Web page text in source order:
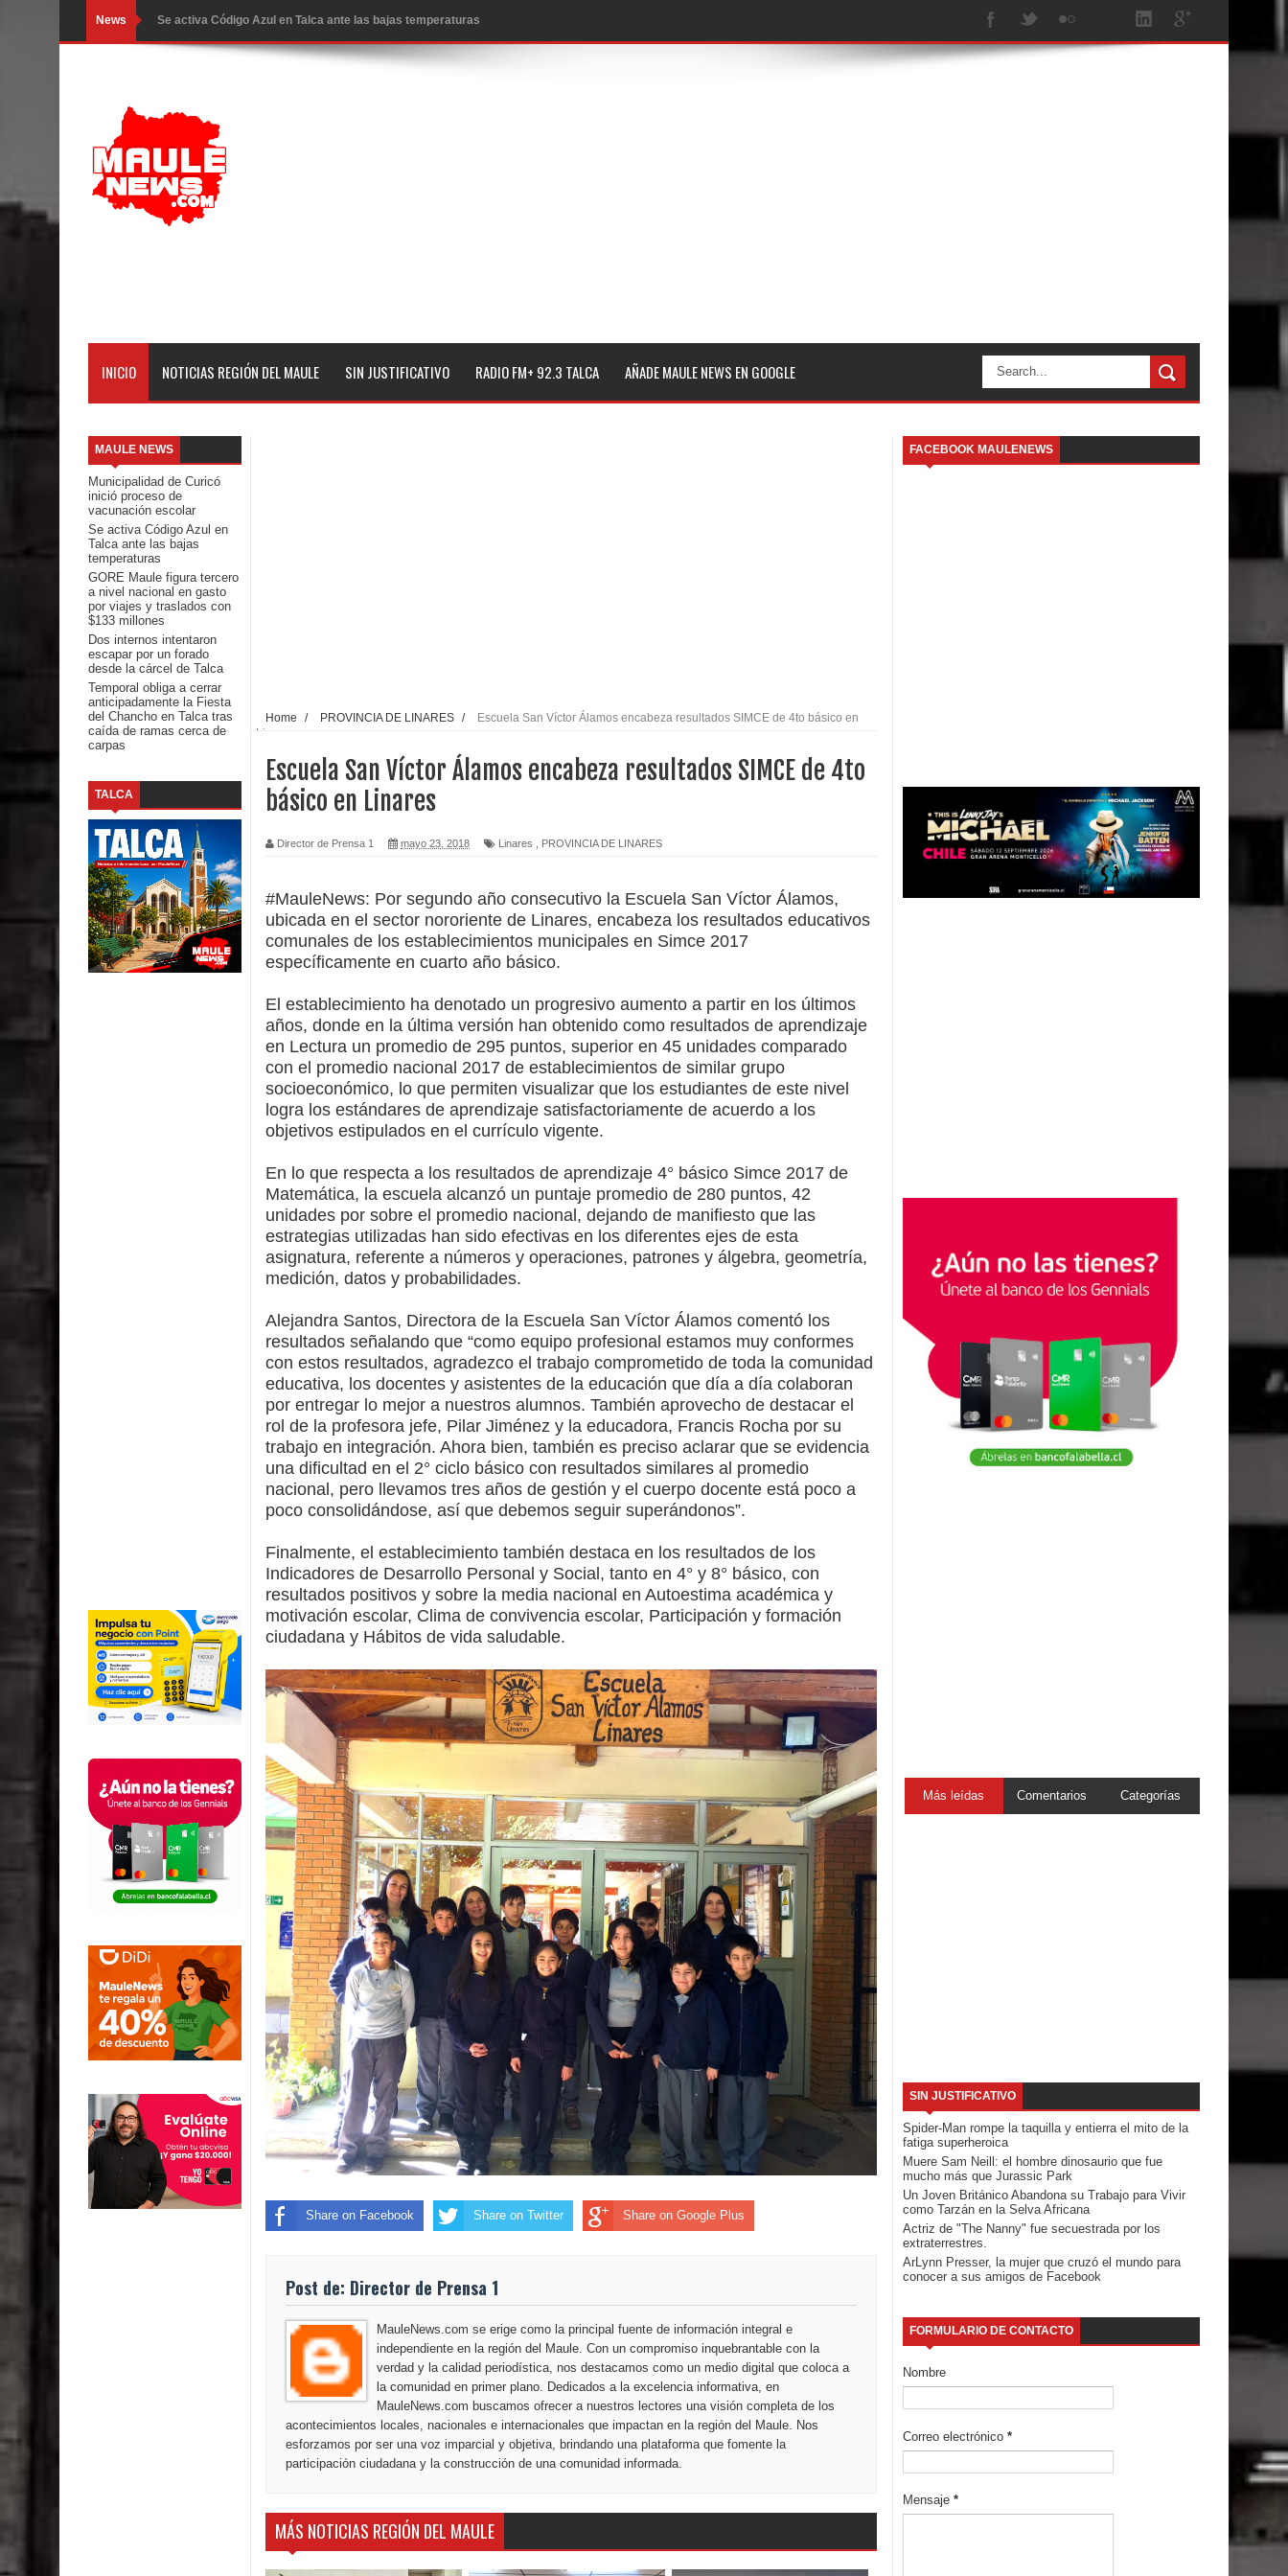
News Se activa Código Azul en Talca ante las bajas temperaturas
GORE Maule figura tercero a nivel nacional en gasto por viajes y traslados con $133 millones
Temporal obliga a cerrar anticipadamente la Fiesta del Chancho en Talca tras caída de ramas cerca de carpas
Miles llegan a la Plaza de Armas de Talca en el inicio de la Fiesta del Chancho 2026
Torneo de Asadores reúne a 13 equipos en la Fiesta del Chancho 2026 en Talca
Departamento Comunal de Salud de Curicó desarrollará jornada de vacunación contra la Influenza y otros
virus respiratorios
Banda linarense Los Remembers regresa de Brasil tras impulsar un intercambio musical y pedagógico con
comunidades escolares
Alta positividad en influenza hace que expertos reiteren llamado a vacunarse
Mario Meza endurece críticas contra ministra de Salud por dejar fuera a Linares: “No dará la cara”
Seremi de Desarrollo Social y Familia mantiene despliegue para apoyar a niños y adolescentes durante la
emergencia.
Del anime al K-pop: especialistas U. de Chile analizan el creciente interés por las culturas japonesa y coreana
Talca
Diputado Jorge Guzmán rechaza proyecto de interconexión eléctrica en la alta cordillera del Maule por su
impacto ambiental
INDAP entregó $189 millones en incentivos a usuarios de PRODESAL de la provincia de Linares
Municipalidad de Curicó apuesta a la innovación en tecnología educativa con nuevas pantallas interactivas del
Municipalidad de Curicó inició proceso de vacunación escolar
INICIO NOTICIAS REGIÓN DEL MAULE SIN JUSTIFICATIVO RADIO FM+ 92.3 TALCA AÑADE MAULE NEWS EN GOOGLE
MAULE NEWS
Municipalidad de Curicó
inició proceso de
vacunación escolar
Se activa Código Azul en
Talca ante las bajas
temperaturas
GORE Maule figura tercero
a nivel nacional en gasto
por viajes y traslados con
$133 millones
Dos internos intentaron
escapar por un forado
desde la cárcel de Talca
Temporal obliga a cerrar
anticipadamente la Fiesta
del Chancho en Talca tras
caída de ramas cerca de
carpas
TALCA
Home / PROVINCIA DE LINARES /
Escuela San Víctor Álamos encabeza resultados SIMCE de 4to básico en
Linares
Escuela San Víctor Álamos encabeza resultados SIMCE de 4to
básico en Linares
Director de Prensa 1 mayo 23, 2018 Linares PROVINCIA DE LINARES
#MauleNews: Por segundo año consecutivo la Escuela San Víctor Álamos,
ubicada en el sector nororiente de Linares, encabeza los resultados educativos
comunales de los establecimientos municipales en Simce 2017
específicamente en cuarto año básico.
El establecimiento ha denotado un progresivo aumento a partir en los últimos
años, donde en la última versión han obtenido como resultados de aprendizaje
en Lectura un promedio de 295 puntos, superior en 45 unidades comparado
con el promedio nacional 2017 de establecimientos de similar grupo
socioeconómico, lo que permiten visualizar que los estudiantes de este nivel
logra los estándares de aprendizaje satisfactoriamente de acuerdo a los
objetivos estipulados en el currículo vigente.
En lo que respecta a los resultados de aprendizaje 4° básico Simce 2017 de
Matemática, la escuela alcanzó un puntaje promedio de 280 puntos, 42
unidades por sobre el promedio nacional, dejando de manifiesto que las
estrategias utilizadas han sido efectivas en los diferentes ejes de esta
asignatura, referente a números y operaciones, patrones y álgebra, geometría,
medición, datos y probabilidades.
Alejandra Santos, Directora de la Escuela San Víctor Álamos comentó los
resultados señalando que “como equipo profesional estamos muy conformes
con estos resultados, agradezco el trabajo comprometido de toda la comunidad
educativa, los docentes y asistentes de la educación que día a día colaboran
por entregar lo mejor a nuestros alumnos. También aprovecho de destacar el
rol de la profesora jefe, Pilar Jiménez y la educadora, Francis Rocha por su
trabajo en integración. Ahora bien, también es preciso aclarar que se evidencia
una dificultad en el 2° ciclo básico con resultados similares al promedio
nacional, pero llevamos tres años de gestión y el cuerpo docente está poco a
poco consolidándose, así que debemos seguir superándonos”.
Finalmente, el establecimiento también destaca en los resultados de los
Indicadores de Desarrollo Personal y Social, tanto en 4° y 8° básico, con
resultados positivos y sobre la media nacional en Autoestima académica y
motivación escolar, Clima de convivencia escolar, Participación y formación
ciudadana y Hábitos de vida saludable.
Share on Facebook Share on Twitter Share on Google Plus
Post de: Director de Prensa 1
MauleNews.com se erige como la principal fuente de información integral e
independiente en la región del Maule. Con un compromiso inquebrantable con la
verdad y la calidad periodística, nos destacamos como un medio digital que coloca a
la comunidad en primer plano. Dedicados a la excelencia informativa, en
MauleNews.com buscamos ofrecer a nuestros lectores una visión completa de los
acontecimientos locales, nacionales e internacionales que impactan en la región del Maule. Nos
esforzamos por ser una voz imparcial y objetiva, brindando una plataforma que fomente la
participación ciudadana y la construcción de una comunidad informada.
MÁS NOTICIAS REGIÓN DEL MAULE
FACEBOOK MAULENEWS
Más leídas Comentarios Categorías
SIN JUSTIFICATIVO
Spider-Man rompe la taquilla y entierra el mito de la
fatiga superheroica
Muere Sam Neill: el hombre dinosaurio que fue
mucho más que Jurassic Park
Un Joven Británico Abandona su Trabajo para Vivir
como Tarzán en la Selva Africana
Actriz de "The Nanny" fue secuestrada por los
extraterrestres.
ArLynn Presser, la mujer que cruzó el mundo para
conocer a sus amigos de Facebook
FORMULARIO DE CONTACTO
Nombre
Correo electrónico *
Mensaje *